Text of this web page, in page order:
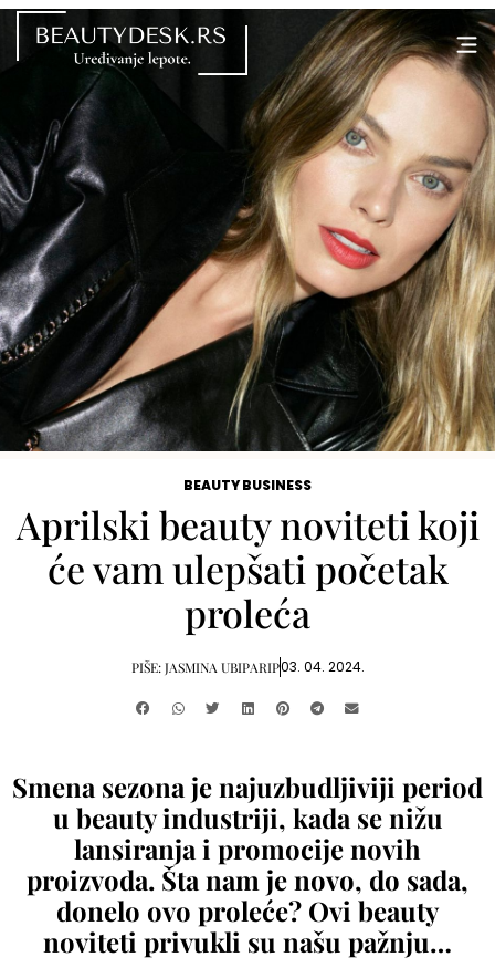
BEAUTY BUSINESS
Aprilski beauty noviteti koji
će vam ulepšati početak
proleća
PIŠE:JASMINA UBIPARIP03. 04. 2024.
Smena sezona je najuzbudljiviji period
u beauty industriji, kada se nižu
lansiranja i promocije novih
proizvoda. Šta nam je novo, do sada,
donelo ovo proleće? Ovi beauty
noviteti privukli su našu pažnju…